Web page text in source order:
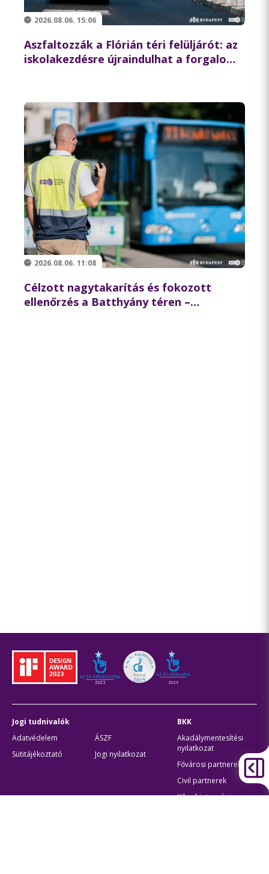
2026.08.06. 15:06
Aszfaltozzák a Flórián téri felüljárót: az
iskolakezdésre újraindulhat a forgalom
2026.08.06. 11:08
Célzott nagytakarítás és fokozott
ellenőrzés a Batthyány téren –
Jogi tudnivalók
Adatvédelem
ÁSZF
Sütitájékoztató
Jogi nyilatkozat
BKK
Akadálymentesítési
nyilatkozat
Fővárosi partnerek
Civil partnerek
Kiberbiztonsági